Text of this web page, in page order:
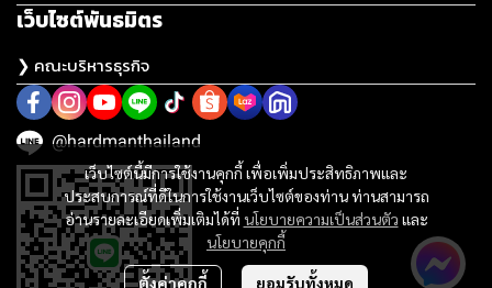
เว็บไซต์นี้มีการใช้งานคุกกี้ เพื่อเพิ่มประสิทธิภาพและ
ประสบการณ์ที่ดีในการใช้งานเว็บไซต์ของท่าน ท่านสามารถ
อ่านรายละเอียดเพิ่มเติมได้ที่ นโยบายความเป็นส่วนตัว และ
นโยบายคุกกี้
ตั้งค่าคุกกี้ ยอมรับทั้งหมด
เว็บไซต์พันธมิตร
❯ คณะบริหารธุรกิจ
@hardmanthailand